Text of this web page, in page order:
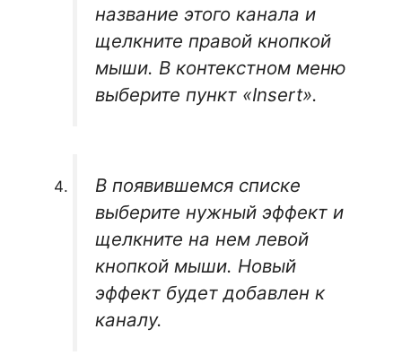
название этого канала и
щелкните правой кнопкой
мыши. В контекстном меню
выберите пункт «Insert».
В появившемся списке
выберите нужный эффект и
щелкните на нем левой
кнопкой мыши. Новый
эффект будет добавлен к
каналу.